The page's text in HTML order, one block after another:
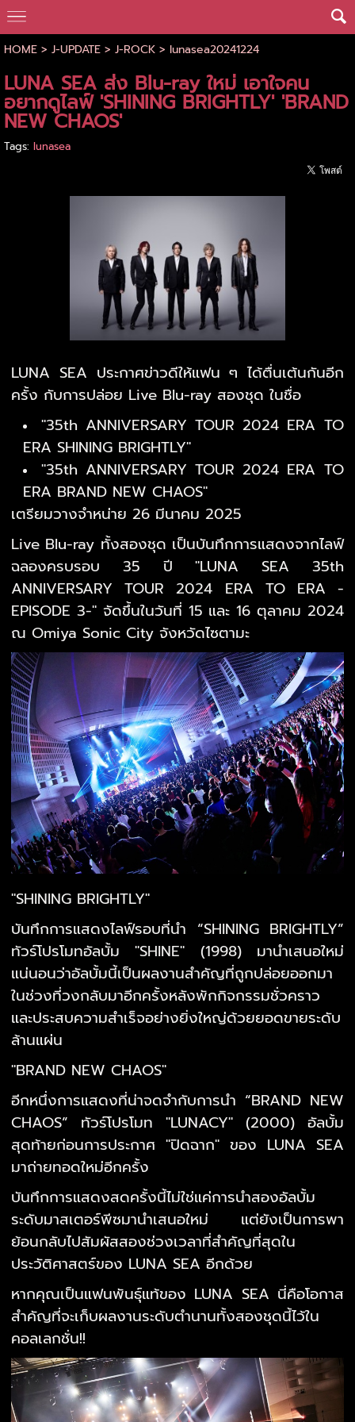
HOME> J-UPDATE> J-ROCK> lunasea20241224
LUNA SEA ส่ง Blu-ray ใหม่ เอาใจคน
อยากดูไลฟ์ 'SHINING BRIGHTLY' 'BRAND
NEW CHAOS'
Tags: lunasea
LUNA SEA ประกาศข่าวดีให้แฟน ๆ ได้ตื่นเต้นกันอีก
ครั้ง กับการปล่อย Live Blu-ray สองชุด ในชื่อ
"35th ANNIVERSARY TOUR 2024 ERA TO
ERA SHINING BRIGHTLY"
"35th ANNIVERSARY TOUR 2024 ERA TO
ERA BRAND NEW CHAOS"
เตรียมวางจำหน่าย 26 มีนาคม 2025
Live Blu-ray ทั้งสองชุด เป็นบันทึกการแสดงจากไลฟ์
ฉลองครบรอบ 35 ปี "LUNA SEA 35th
ANNIVERSARY TOUR 2024 ERA TO ERA -
EPISODE 3-" จัดขึ้นในวันที่ 15 และ 16 ตุลาคม 2024
ณ Omiya Sonic City จังหวัดไซตามะ
"SHINING BRIGHTLY"
บันทึกการแสดงไลฟ์รอบที่นำ “SHINING BRIGHTLY”
ทัวร์โปรโมทอัลบั้ม "SHINE" (1998) มานำเสนอใหม่
แน่นอนว่าอัลบั้มนี้เป็นผลงานสำคัญที่ถูกปล่อยออกมา
ในช่วงที่วงกลับมาอีกครั้งหลังพักกิจกรรมชั่วคราว
และประสบความสำเร็จอย่างยิ่งใหญ่ด้วยยอดขายระดับ
ล้านแผ่น
"BRAND NEW CHAOS"
อีกหนึ่งการแสดงที่น่าจดจำกับการนำ “BRAND NEW
CHAOS” ทัวร์โปรโมท "LUNACY" (2000) อัลบั้ม
สุดท้ายก่อนการประกาศ "ปิดฉาก" ของ LUNA SEA
มาถ่ายทอดใหม่อีกครั้ง
บันทึกการแสดงสดครั้งนี้ไม่ใช่แค่การนำสองอัลบั้ม
ระดับมาสเตอร์พีซมานำเสนอใหม่ แต่ยังเป็นการพา
ย้อนกลับไปสัมผัสสองช่วงเวลาที่สำคัญที่สุดใน
ประวัติศาสตร์ของ LUNA SEA อีกด้วย
หากคุณเป็นแฟนพันธุ์แท้ของ LUNA SEA นี่คือโอกาส
สำคัญที่จะเก็บผลงานระดับตำนานทั้งสองชุดนี้ไว้ใน
คอลเลกชั่น!!